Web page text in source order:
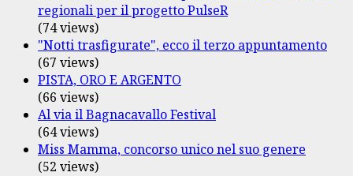
regionali per il progetto PulseR
(74 views)
"Notti trasfigurate", ecco il terzo appuntamento
(67 views)
PISTA, ORO E ARGENTO
(66 views)
Al via il Bagnacavallo Festival
(64 views)
Miss Mamma, concorso unico nel suo genere
(52 views)